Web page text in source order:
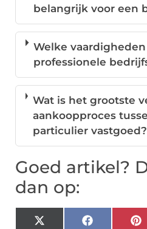
belangrijk voor een
Welke
professionele
Wat is het grootste
aankoopproces
particulier vastgoed?
Goed artikel?
dan op:
X
Facebook